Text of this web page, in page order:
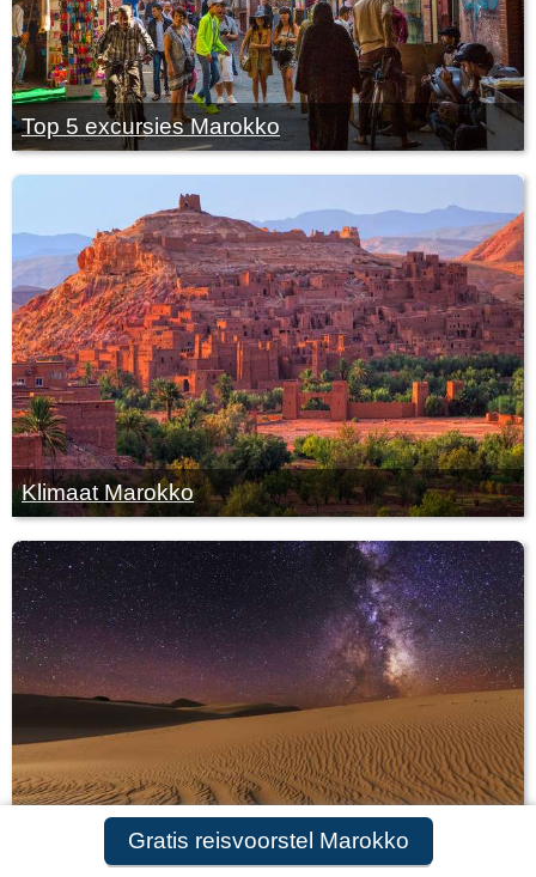
Gratis reisvoorstel Marokko
Top 5 excursies Marokko
Klimaat Marokko
De mooiste plekken van Marokko